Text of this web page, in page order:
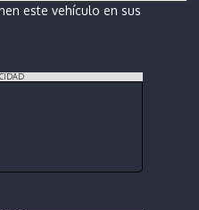
este vehículo en sus